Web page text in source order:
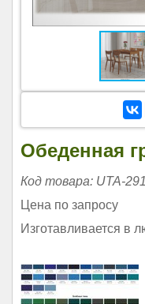
Обеденная
Код товара: UTA-291
Цена по запросу
Изготавливается в